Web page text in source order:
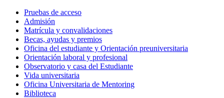
Pruebas de acceso
Admisión
Matrícula y convalidaciones
Becas, ayudas y premios
Oficina del estudiante y Orientación preuniversitaria
Orientación laboral y profesional
Observatorio y casa del Estudiante
Vida universitaria
Oficina Universitaria de Mentoring
Biblioteca